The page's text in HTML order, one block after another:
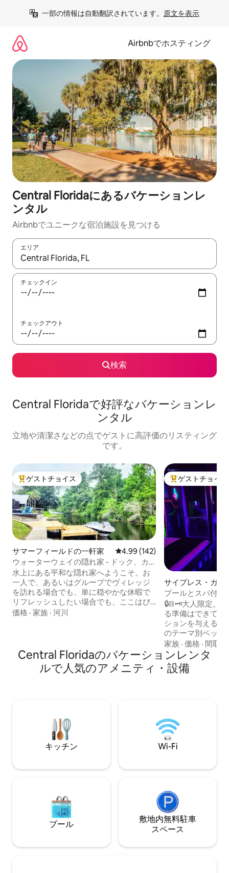
一部の情報は自動翻訳されています。 原文を表示
Airbnbでホスティング
Central Floridaにあるバケーションレ
ンタル
Airbnbでユニークな宿泊施設を見つける
エリア
検索結果が表示されたら、上下の矢印キーを使って移動するか
チェックイン
チェックアウト
検索
Central Floridaで好評なバケーションレ
ンタル
立地や清潔さなどの点でゲストに高評価のリスティング
です。
大好評のゲストチョイスです。
ゲストチョイス
サマーフィールドの一軒家 レビュー142件、5つ星中4.99つ
4.99 (142)
ウォーターウェイの隠れ家 - ドック、カ
ヤック、SUPボード
水上にある平和な隠れ家へようこそ。お
一人で、あるいはグループでヴィレッジ
を訪れる場合でも、単に穏やかな休暇で
リフレッシュしたい場合でも、ここはぴ
ったりの場所です！誰もが楽しめるもの
ださい。ドックでは、自然の中でのモー
ニングコーヒーや夜のカクテルをお楽し
みください。お持ちのボート/ジェットス
ックからEaton's Beach Restaurantまでの
水上タクシーも提供しています！
価格 · 家族 · 河川
大好評のゲスト
ゲストチョイス
サイプレス・ガー
軒家
プールとスパ付き
な場所 | 18歳以上
🔒⛓️🗝️大人限定。
る準備はできてい
ションを与える
のテーマ別ベッド
えた、ロマンチッ
のファンタジー
お気に入りのお
パイスの効いた🌶️
光浴や星空観察を
ください🌟 次の冒険があなたを待ってい
家族 ·価格 · 間取り
Central Floridaのバケーションレンタ
ルで人気のアメニティ・設備
キッチン Wi-Fi
プール
敷地内無料駐⁠車
ス⁠ペ⁠ー⁠ス